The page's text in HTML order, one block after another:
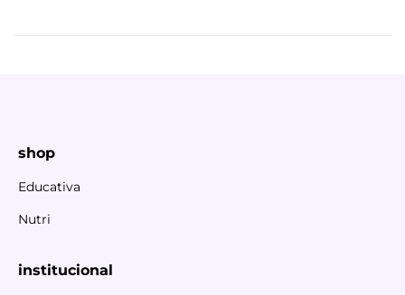
shop
Educativa
Nutri
institucional